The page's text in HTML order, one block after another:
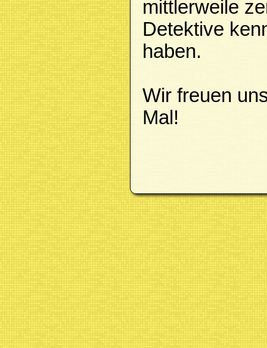
mittlerweile
Detektive
haben.
Wir freuen
Mal!